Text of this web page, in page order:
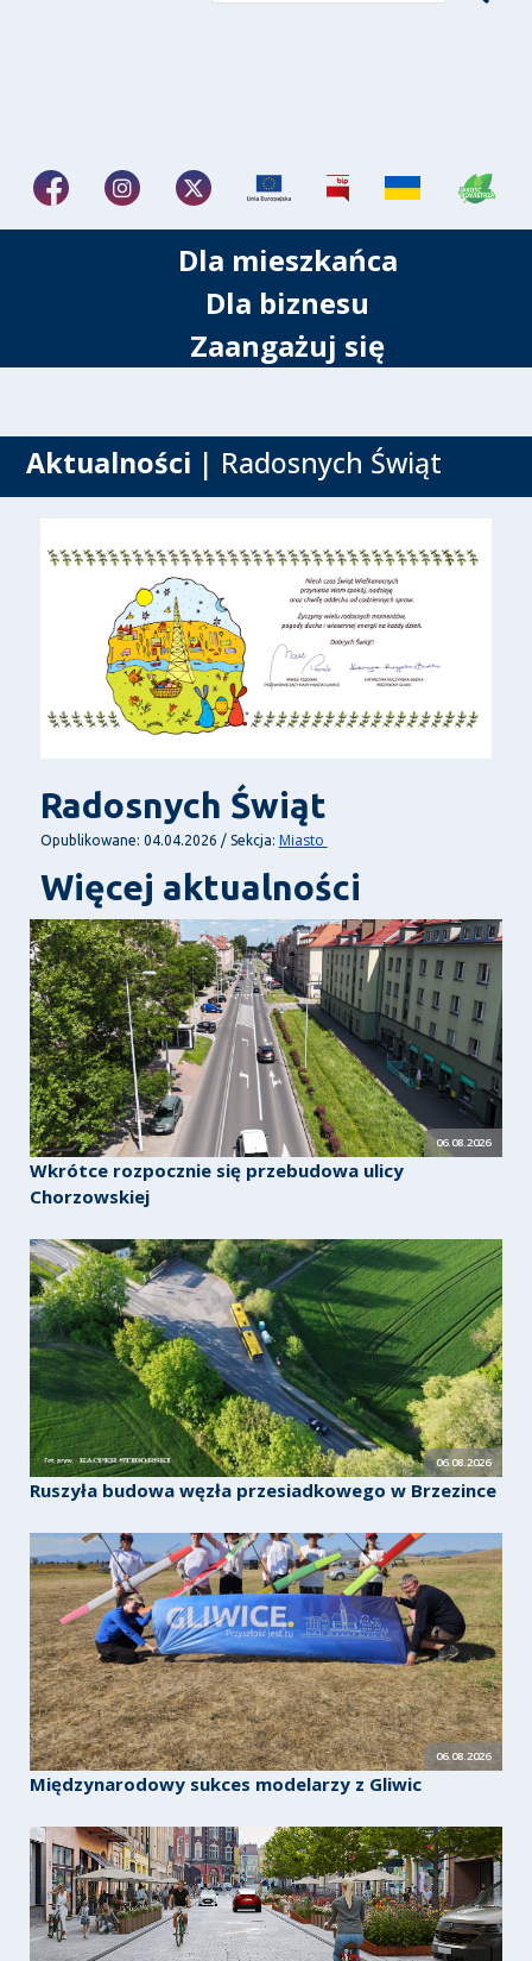
Dla mieszkańca
Dla biznesu
Zaangażuj się
Aktualności | Radosnych Świąt
Radosnych Świąt
Opublikowane: 04.04.2026 / Sekcja: Miasto
Więcej aktualności
06.08.2026
Wkrótce rozpocznie się przebudowa ulicy
Chorzowskiej
06.08.2026
Ruszyła budowa węzła przesiadkowego w Brzezince
06.08.2026
Międzynarodowy sukces modelarzy z Gliwic